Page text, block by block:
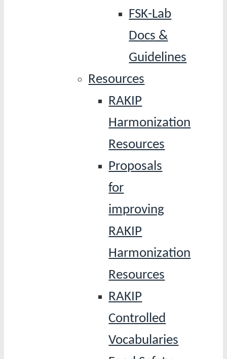
FSK-Lab
Docs &
Guidelines
Resources
RAKIP
Harmonization
Resources
Proposals
for
improving
RAKIP
Harmonization
Resources
RAKIP
Controlled
Vocabularies